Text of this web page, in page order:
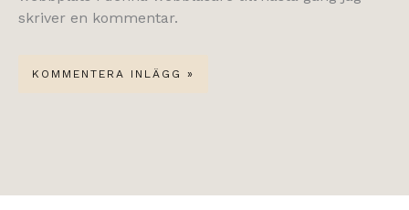
skriver en kommentar.